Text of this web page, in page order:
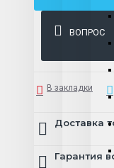
ВОПРОС
В закладки
Доставка
Гарантия